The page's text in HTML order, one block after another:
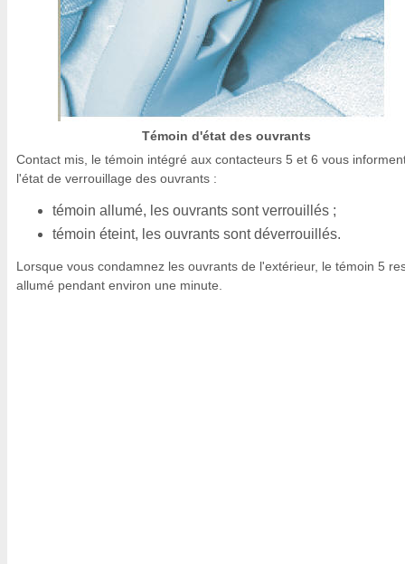
Témoin d'état des ouvrants
Contact mis, le témoin intégré aux contacteurs 5 et 6 vous
l'état de verrouillage des ouvrants :
témoin allumé, les ouvrants sont verrouillés ;
témoin éteint, les ouvrants sont déverrouillés.
Lorsque vous condamnez les ouvrants de l'extérieur, le témoin 5
allumé pendant environ une minute.